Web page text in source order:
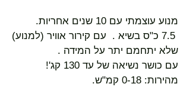
מנוע עוצמתי עם 10 שנים אחריות.
7.5 כ"ס בשיא . עם קירור אוויר (למנוע)
שלא יתחמם יתר על המידה .
עם כושר נשיאה של עד 130 קג'!
מהירות: 0-18 קמ"ש.